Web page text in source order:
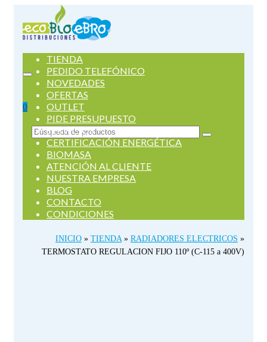
0
Buscar
por:
TIENDA
PEDIDO TELEFÓNICO
NOVEDADES
OFERTAS
OUTLET
PIDE PRESUPUESTO
SERVICIOS
CERTIFICACIÓN ENERGÉTICA
BIOMASA
ATENCIÓN AL CLIENTE
NUESTRA EMPRESA
BLOG
CONTACTO
CONDICIONES
INICIO » TIENDA » RADIADORES ELECTRICOS »
TERMOSTATO REGULACION FIJO 110º (C-115 a 400V)